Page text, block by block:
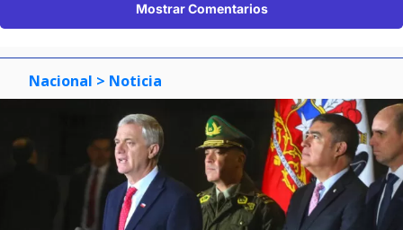
Mostrar Comentarios
Nacional > Noticia